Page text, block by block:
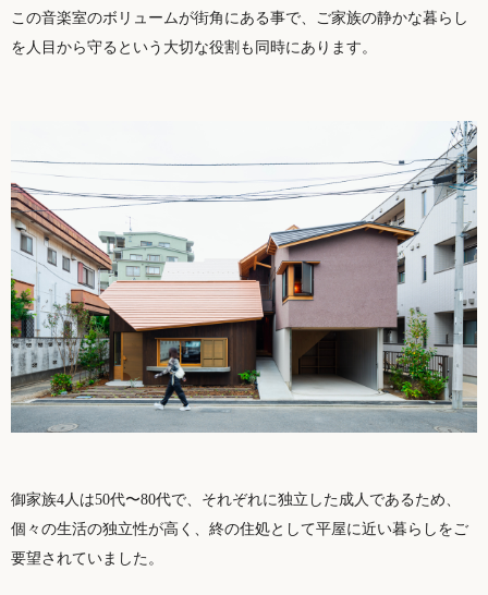
この音楽室のボリュームが街角にある事で、ご家族の静かな暮らし
を人目から守るという大切な役割も同時にあります。
御家族4人は50代〜80代で、それぞれに独立した成人であるため、
個々の生活の独立性が高く、終の住処として平屋に近い暮らしをご
要望されていました。